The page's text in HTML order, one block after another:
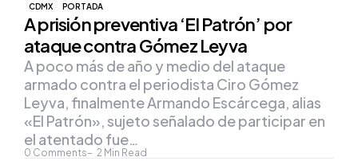
CDMX PORTADA
A prisión preventiva ‘El Patrón’ por
ataque contra Gómez Leyva
0 Comments 2 Min Read
A poco más de año y medio del ataque
armado contra el periodista Ciro Gómez
Leyva, finalmente Armando Escárcega, alias
«El Patrón», sujeto señalado de participar en
el atentado fue…